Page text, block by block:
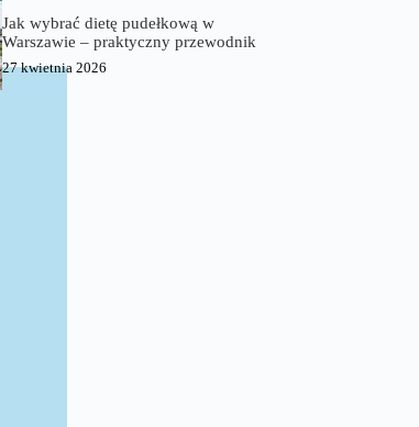
Jak wybrać dietę pudełkową w
Warszawie – praktyczny przewodnik
27 kwietnia 2026